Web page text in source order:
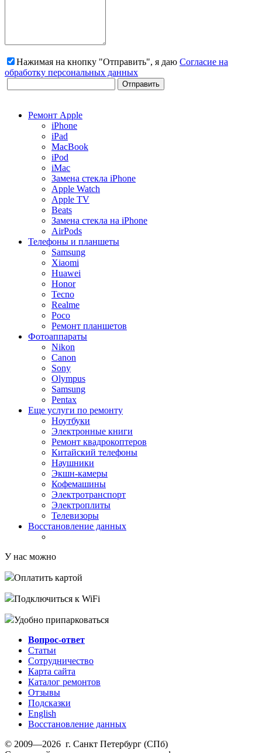
Нажимая на кнопку "Отправить", я даю Согласие на
обработку персональных данных
Ремонт Apple
iPhone
iPad
MacBook
iPod
iMac
Замена стекла iPhone
Apple Watch
Apple TV
Beats
Замена стекла на iPhone
AirPods
Телефоны и планшеты
Samsung
Xiaomi
Huawei
Honor
Tecno
Realme
Poco
Ремонт планшетов
Фотоаппараты
Nikon
Canon
Sony
Olympus
Samsung
Pentax
Еще услуги по ремонту
Ноутбуки
Электронные книги
Ремонт квадрокоптеров
Китайский телефоны
Наушники
Экшн-камеры
Кофемашины
Электротранспорт
Электроплиты
Телевизоры
Восстановление данных
У нас можно
Оплатить картой
Подключиться к WiFi
Удобно припарковаться
Вопрос-ответ
Статьи
Сотрудничество
Карта сайта
Каталог ремонтов
Отзывы
Подсказки
English
Восстановление данных
© 2009—2026 г. Санкт Петербург (СПб)